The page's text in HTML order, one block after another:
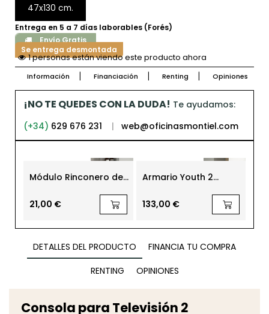
47x130 cm.
Entrega en 5 a 7 días laborables (Forés)
Envío Gratis
Se entrega desmontada
Sólo tú estás viendo este producto ahora
Información Financiación Renting Opiniones
¡NO TE QUEDES CON LA DUDA! Te ayudamos:
(+34) 629 676 231 | web@oficinasmontiel.com
Módulo Rinconero de
21,00 €
Armario Youth 2
133,00 €
DETALLES DEL PRODUCTO
FINANCIA TU COMPRA
RENTING
OPINIONES
Consola para Televisión 2